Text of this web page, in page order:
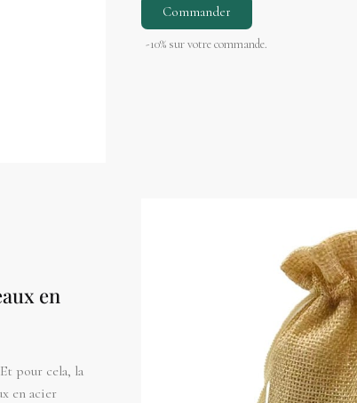
Commander
-10% sur votre commande.
en
pour cela, la
en acier